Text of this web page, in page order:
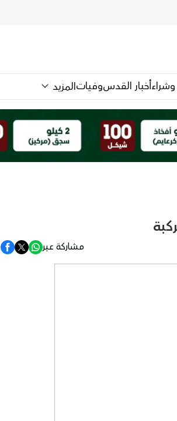
أخبار القدسوفياتالمزيد
مشاركة عبر